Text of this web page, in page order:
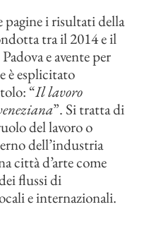
pagine i risultati della
tra il 2014 e il
e avente per
è esplicitato
“Il lavoro
”. Si tratta di
del lavoro o
dell’industria
città d’arte come
flussi di
e internazionali.